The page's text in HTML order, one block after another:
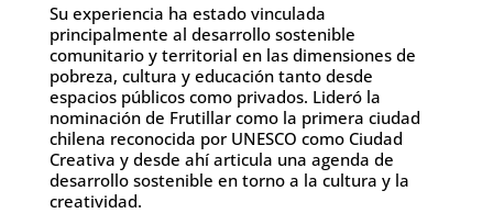
Su experiencia ha estado vinculada
principalmente al desarrollo sostenible
comunitario y territorial en las dimensiones de
pobreza, cultura y educación tanto desde
espacios públicos como privados. Lideró la
nominación de Frutillar como la primera ciudad
chilena reconocida por UNESCO como Ciudad
Creativa y desde ahí articula una agenda de
desarrollo sostenible en torno a la cultura y la
creatividad.